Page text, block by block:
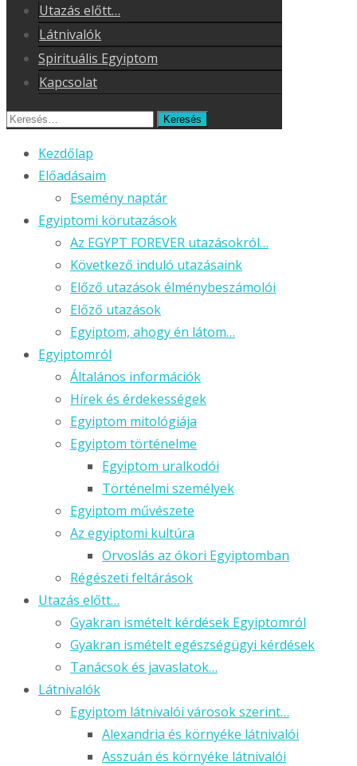
Utazás előtt…
Látnivalók
Spirituális Egyiptom
Kapcsolat
Keresés
Kezdőlap
Előadásaim
Esemény naptár
Egyiptomi körutazások
Az EGYPT FOREVER utazásokról…
Következő induló utazásaink
Előző utazások élménybeszámolói
Előző utazások
Egyiptom, ahogy én látom…
Egyiptomról
Általános információk
Hírek és érdekességek
Egyiptom mitológiája
Egyiptom történelme
Egyiptom uralkodói
Történelmi személyek
Egyiptom művészete
Az egyiptomi kultúra
Orvoslás az ókori Egyiptomban
Régészeti feltárások
Utazás előtt…
Gyakran ismételt kérdések Egyiptomról
Gyakran ismételt egészségügyi kérdések
Tanácsok és javaslatok…
Látnivalók
Egyiptom látnivalói városok szerint…
Alexandria és környéke látnivalói
Asszuán és környéke látnivalói